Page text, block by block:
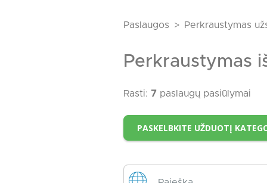
Paslaugos Perkraustymas
Perkraustymas
Rasti: 7 paslaugų pasiūlymai
PASKELBKITE UŽDUOTĮ